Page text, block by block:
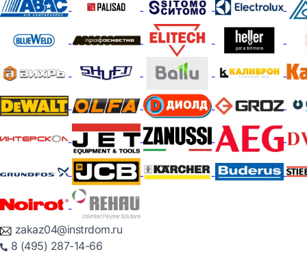
zakaz04@instrdom.ru
8 (495) 287-14-66